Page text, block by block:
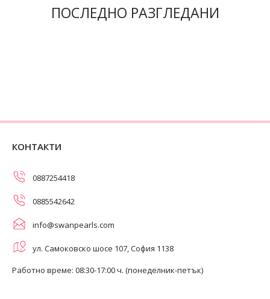
ПОСЛЕДНО РАЗГЛЕДАНИ
КОНТАКТИ
0887254418
0885542642
info@swanpearls.com
ул. Самоковско шосе 107, София 1138
Работно време: 08:30-17:00 ч. (понеделник-петък)